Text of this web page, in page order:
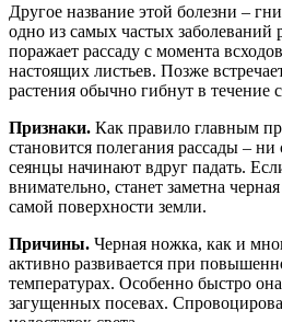
Другое название этой болезни –
одно из самых частых заболеваний
поражает рассаду с момента
настоящих листьев. Позже
растения обычно гибнут в течение
Признаки. Как правило главным
становится полегания рассады –
сеянцы начинают вдруг падать.
внимательно, станет заметна
самой поверхности земли.
Причины. Черная ножка, как и
активно развивается при
температурах. Особенно быстро она
загущенных посевах.